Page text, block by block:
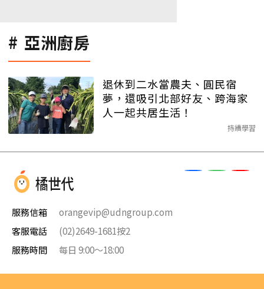
亞洲廚房
退休到二水當農夫、圓民宿
夢，還吸引北部好友、跨海家
人一起共居生活！
持續學習
服務信箱
orangevip@udngroup.com
客服電話
(02)2649-1681按2
服務時間
每日 9:00～18:00